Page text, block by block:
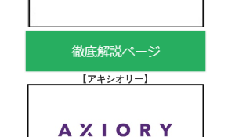
【アキシオリー】